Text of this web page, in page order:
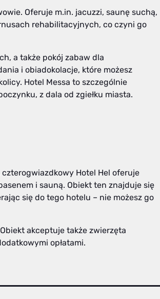
Oferuje m.in. jacuzzi, saunę suchą,
rehabilitacyjnych, co czyni go
a także pokój zabaw dla
i obiadokolacje, które możesz
Hotel Messa to szczególnie
z dala od zgiełku miasta.
Hotel Hel oferuje
i sauną. Obiekt ten znajduje się
się do tego hotelu – nie możesz go
akceptuje także zwierzęta
opłatami.